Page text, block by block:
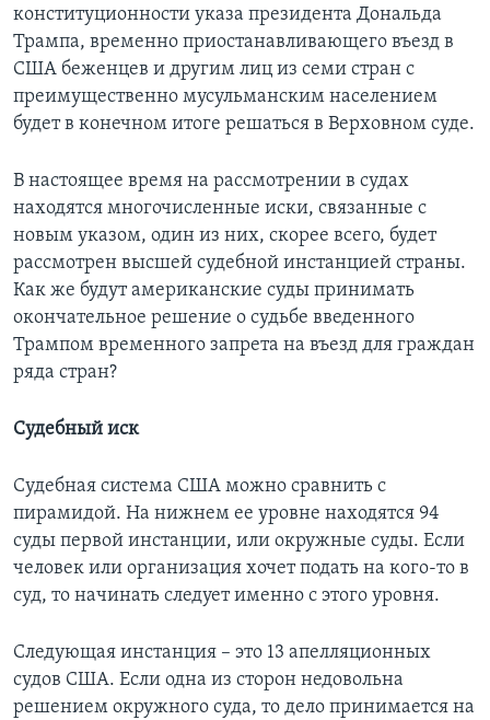
конституционности указа президента Дональда
Трампа, временно приостанавливающего въезд в
США беженцев и другим лиц из семи стран с
преимущественно мусульманским населением
будет в конечном итоге решаться в Верховном суде.
В настоящее время на рассмотрении в судах
находятся многочисленные иски, связанные с
новым указом, один из них, скорее всего, будет
рассмотрен высшей судебной инстанцией страны.
Как же будут американские суды принимать
окончательное решение о судьбе введенного
Трампом временного запрета на въезд для граждан
ряда стран?
Судебный иск
Судебная система США можно сравнить с
пирамидой. На нижнем ее уровне находятся 94
суды первой инстанции, или окружные суды. Если
человек или организация хочет подать на кого-то в
суд, то начинать следует именно с этого уровня.
Следующая инстанция – это 13 апелляционных
судов США. Если одна из сторон недовольна
решением окружного суда, то дело принимается на